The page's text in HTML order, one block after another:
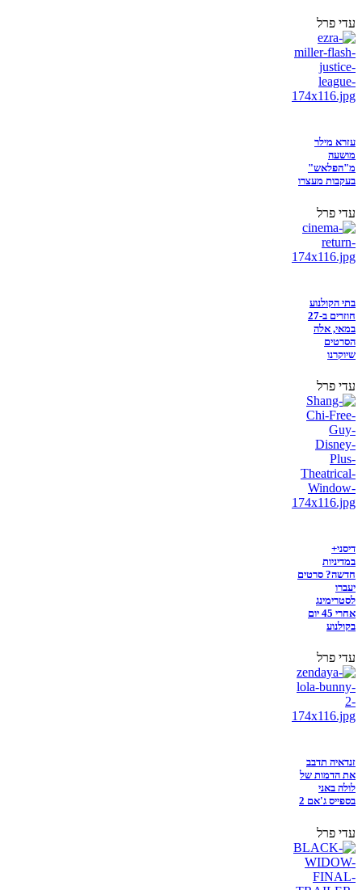
עדי פרל
עזרא מילר
מושעה
מ"הפלאש"
בעקבות מעצרו
עדי פרל
בתי הקולנוע
חוזרים ב-27
במאי, אלה
הסרטים
שיוקרנו
עדי פרל
דיסני+
במדיניות
חדשה? סרטים
יעברו
לסטרימינג
אחרי 45 יום
בקולנוע
עדי פרל
זנדאיה תדבב
את הדמות של
לולה באני
בספייס ג'אם 2
עדי פרל